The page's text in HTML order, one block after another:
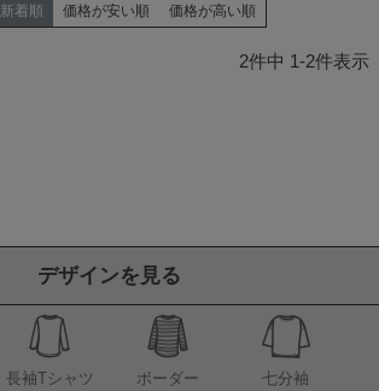
新着順 価格が安い順 価格が高い順
2件中 1-2件表示
デザインを見る
長袖Tシャツ
ボーダー
七分袖